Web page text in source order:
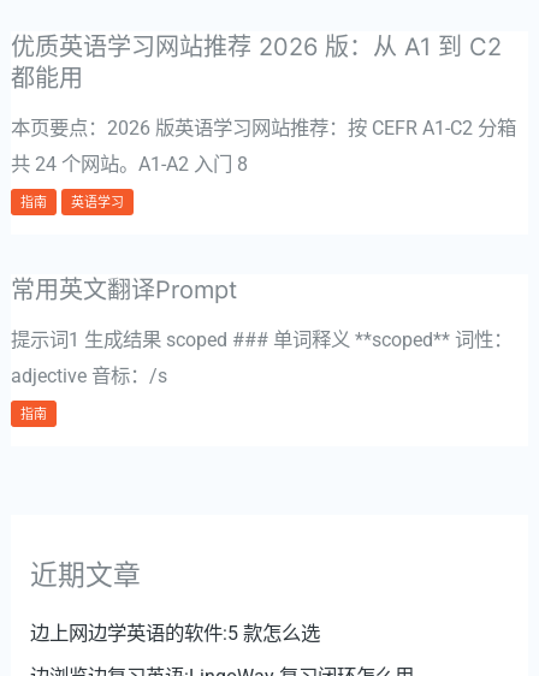
优质英语学习网站推荐 2026 版：从 A1 到 C2
都能用
本页要点：2026 版英语学习网站推荐：按 CEFR A1-C2 分箱
共 24 个网站。A1-A2 入门 8
指南 英语学习
常用英文翻译Prompt
提示词1 生成结果 scoped ### 单词释义 **scoped** 词性：
adjective 音标：/s
指南
近期文章
边上网边学英语的软件:5 款怎么选